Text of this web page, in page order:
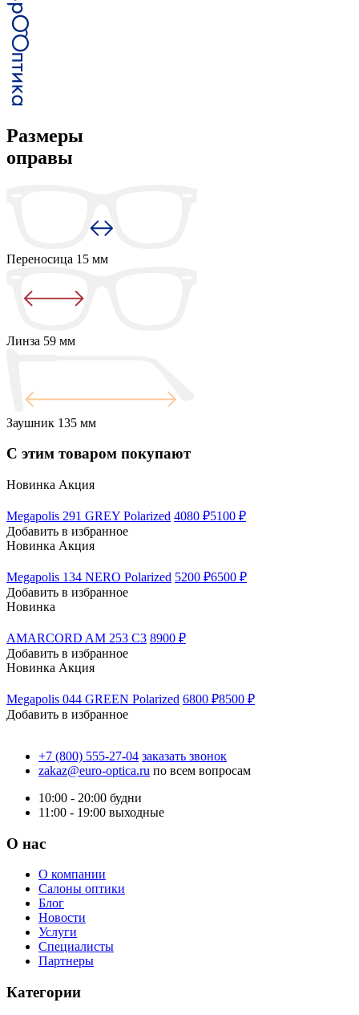
Размеры
оправы
Переносица 15 мм
Линза 59 мм
Заушник 135 мм
С этим товаром покупают
Новинка Акция
Megapolis 291 GREY Polarized 4080 ₽5100 ₽
Добавить в избранное
Новинка Акция
Megapolis 134 NERO Polarized 5200 ₽6500 ₽
Добавить в избранное
Новинка
AMARCORD AM 253 C3 8900 ₽
Добавить в избранное
Новинка Акция
Megapolis 044 GREEN Polarized 6800 ₽8500 ₽
Добавить в избранное
+7 (800) 555-27-04 заказать звонок
zakaz@euro-optica.ru по всем вопросам
10:00 - 20:00 будни
11:00 - 19:00 выходные
О нас
О компании
Салоны оптики
Блог
Новости
Услуги
Специалисты
Партнеры
Категории